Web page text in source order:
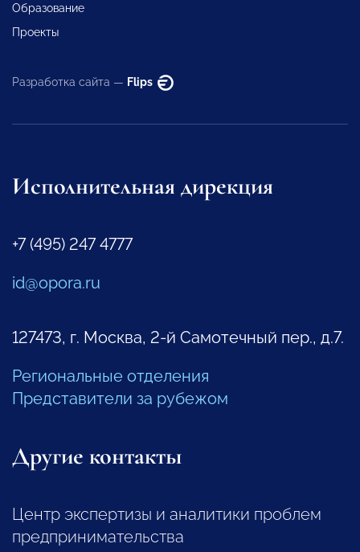
Образование
Проекты
Разработка сайта — Flips
Исполнительная дирекция
+7 (495) 247 4777
id@opora.ru
127473, г. Москва, 2-й Самотечный пер., д.7.
Региональные отделения
Представители за рубежом
Другие контакты
Центр экспертизы и аналитики проблем
предпринимательства